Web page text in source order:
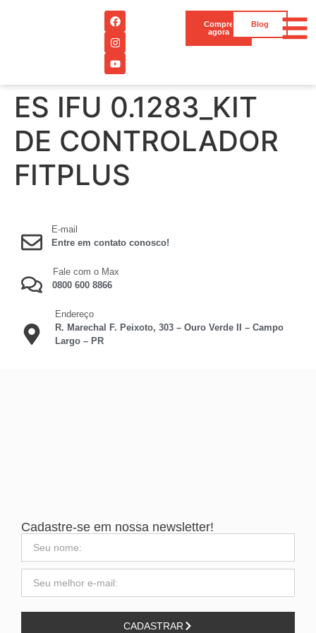
Compre
agora
Blog
ES IFU 0.1283_KIT
DE CONTROLADOR
FITPLUS
E-mail
Entre em contato conosco!
Fale com o Max
0800 600 8866
Endereço
R. Marechal F. Peixoto, 303 – Ouro Verde II – Campo
Largo – PR
Cadastre-se em nossa newsletter!
CADASTRAR